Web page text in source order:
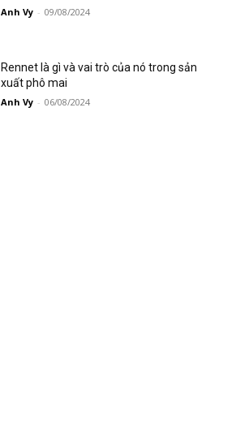
Anh Vy - 09/08/2024
Rennet là gì và vai trò của nó trong sản
xuất phô mai
Anh Vy - 06/08/2024